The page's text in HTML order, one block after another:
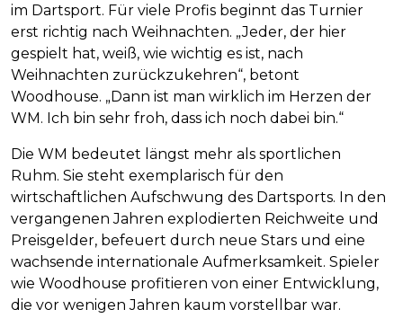
im Dartsport. Für viele Profis beginnt das Turnier
erst richtig nach Weihnachten. „Jeder, der hier
gespielt hat, weiß, wie wichtig es ist, nach
Weihnachten zurückzukehren“, betont
Woodhouse. „Dann ist man wirklich im Herzen der
WM. Ich bin sehr froh, dass ich noch dabei bin.“
Die WM bedeutet längst mehr als sportlichen
Ruhm. Sie steht exemplarisch für den
wirtschaftlichen Aufschwung des Dartsports. In den
vergangenen Jahren explodierten Reichweite und
Preisgelder, befeuert durch neue Stars und eine
wachsende internationale Aufmerksamkeit. Spieler
wie Woodhouse profitieren von einer Entwicklung,
die vor wenigen Jahren kaum vorstellbar war.